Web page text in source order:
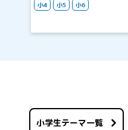
小4
小5 小6
小学生テーマ一覧